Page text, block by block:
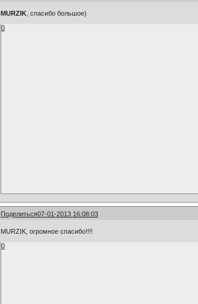
MURZIK , спасибо большое)
0
Поделиться07-01-2013 16:08:03
MURZIK, огромное спасибо!!!!
0